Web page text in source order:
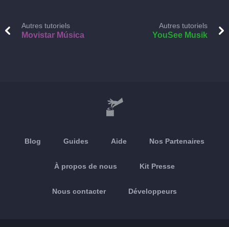
Autres tutoriels
Movistar Música
Autres tutoriels
YouSee Musik
Blog Guides Aide Nos Partenaires
À propos de nous Kit Presse
Nous contacter Développeurs